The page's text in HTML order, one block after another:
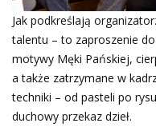
Jak podkreślają
talentu – to zaproszenie
motywy Męki Pańskiej,
a także zatrzymane w
techniki – od pasteli po
duchowy przekaz dzieł.